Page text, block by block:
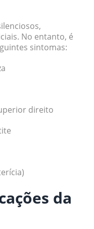
No entanto, é
sintomas:
direito
da